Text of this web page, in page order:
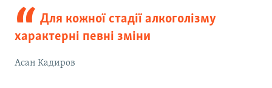
Для кожної стадії алкоголізму
характерні певні зміни
Асан Кадиров